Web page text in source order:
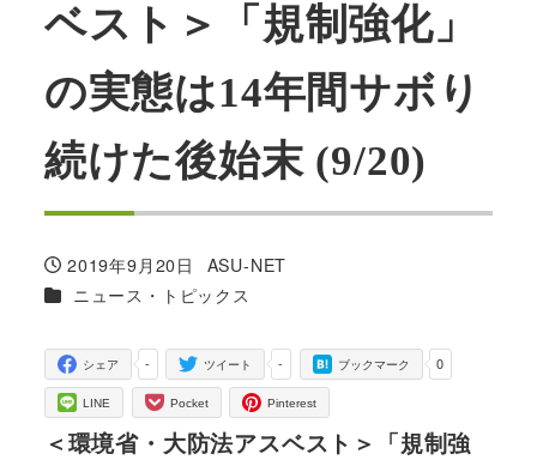
ベスト＞「規制強化」
の実態は14年間サボり
続けた後始末 (9/20)
投稿日
2019年9月20日
著
者
ASU-NET
カテゴリー
ニュース・トピックス
-
シェア -
ツイート 0
ブックマーク
LINE Pocket Pinterest
＜環境省・大防法アスベスト＞「規制強